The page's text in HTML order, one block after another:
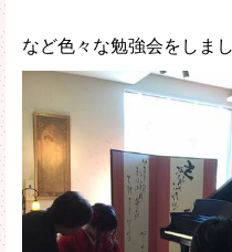
など色々な勉強会をしまし